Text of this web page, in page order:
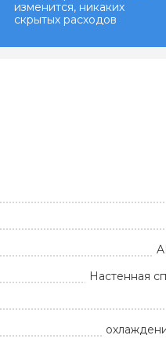
изменится, никаких
скрытых расходов
Настенная